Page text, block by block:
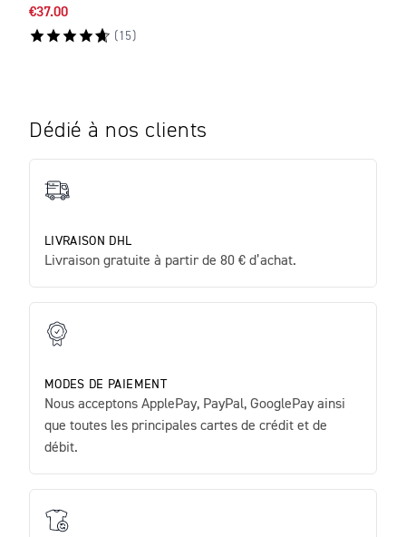
€37.00
( 15)
Dédié à nos clients
LIVRAISON DHL
Livraison gratuite à partir de 80 € d’achat.
MODES DE PAIEMENT
Nous acceptons ApplePay, PayPal, GooglePay ainsi
que toutes les principales cartes de crédit et de
débit.